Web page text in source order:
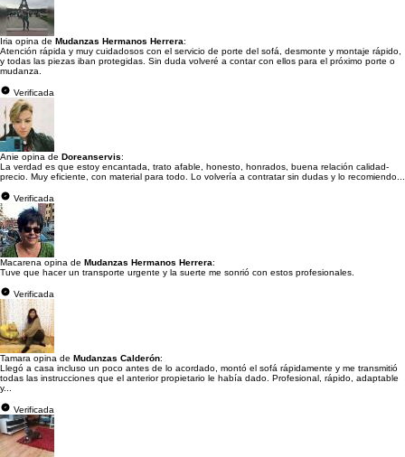
Iria opina de Mudanzas Hermanos Herrera:
Atención rápida y muy cuidadosos con el servicio de porte del sofá, desmonte y montaje rápido,
y todas las piezas iban protegidas. Sin duda volveré a contar con ellos para el próximo porte o
mudanza.
Verificada
Anie opina de Doreanservis:
La verdad es que estoy encantada, trato afable, honesto, honrados, buena relación calidad-
precio. Muy eficiente, con material para todo. Lo volvería a contratar sin dudas y lo recomiendo...
Verificada
Macarena opina de Mudanzas Hermanos Herrera:
Tuve que hacer un transporte urgente y la suerte me sonrió con estos profesionales.
Verificada
Tamara opina de Mudanzas Calderón:
Llegó a casa incluso un poco antes de lo acordado, montó el sofá rápidamente y me transmitió
todas las instrucciones que el anterior propietario le había dado. Profesional, rápido, adaptable
y...
Verificada